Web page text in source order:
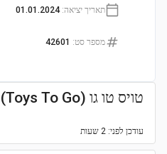
תאריך יציאה:
01.01.2024
מספר סט:
42601
טויס טו גו (Toys To Go)
עודכן לפני: 2 שעות